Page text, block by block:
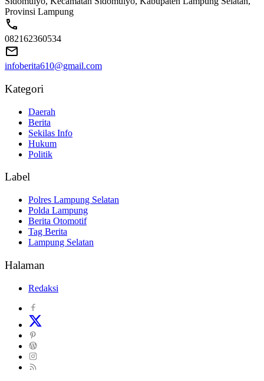
Provinsi Lampung
082162360534
infoberita610@gmail.com
Kategori
Daerah
Berita
Sekilas Info
Hukum
Politik
Label
Polres Lampung Selatan
Polda Lampung
Berita Otomotif
Tag Berita
Lampung Selatan
Halaman
Redaksi